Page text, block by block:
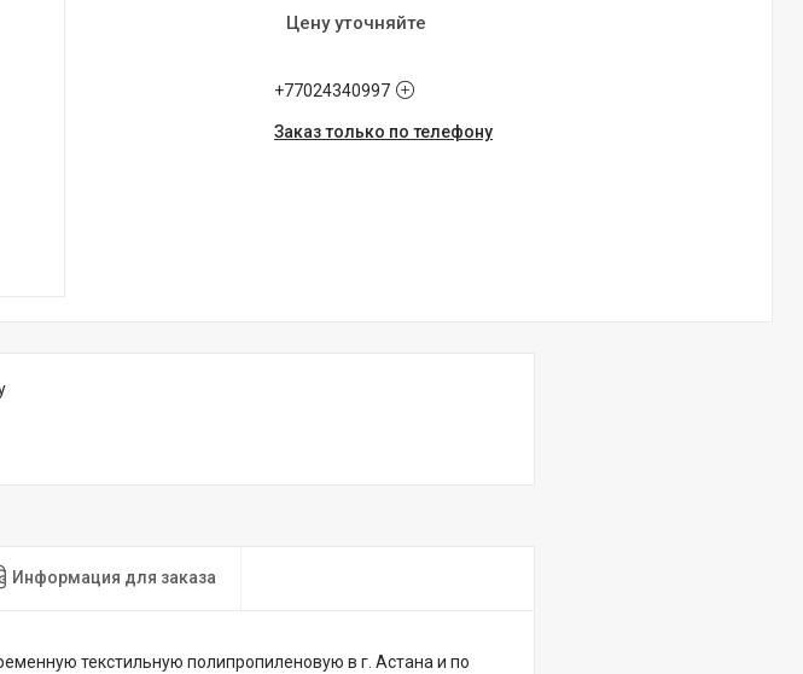
Цену уточняйте
+77024340997
Заказ только по телефону
Информация для заказа
текстильную полипропиленовую в г. Астана и по